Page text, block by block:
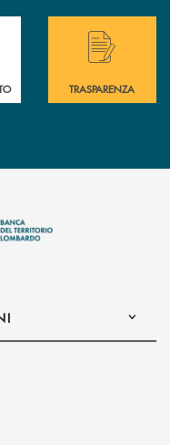
assistenza immediata?
Hai bisogno di
TRASPARENZA
di posta elettronica)